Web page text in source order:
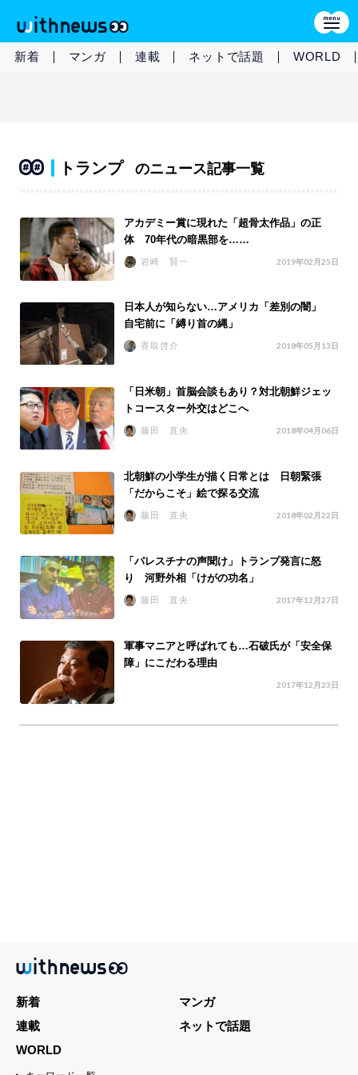
新着 マンガ 連載 ネットで話題 WORLD
トランプ のニュース記事一覧
アカデミー賞に現れた「超骨太作品」の正
体 70年代の暗黒部を……
岩崎 賢一 2019年02月25日
日本人が知らない…アメリカ「差別の闇」
自宅前に「縛り首の縄」
香取啓介 2018年05月13日
「日米朝」首脳会談もあり？対北朝鮮ジェッ
トコースター外交はどこへ
藤田 直央 2018年04月06日
北朝鮮の小学生が描く日常とは 日朝緊張
「だからこそ」絵で探る交流
藤田 直央 2018年02月22日
「パレスチナの声聞け」トランプ発言に怒
り 河野外相「けがの功名」
藤田 直央 2017年12月27日
軍事マニアと呼ばれても…石破氏が「安全保
障」にこだわる理由
2017年12月23日
新着
マンガ
連載
ネットで話題
WORLD